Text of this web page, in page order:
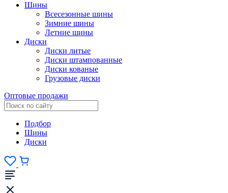
Шины
Всесезонные шины
Зимние шины
Летние шины
Диски
Диски литые
Диски штампованные
Диски кованые
Грузовые диски
Оптовые продажи
Подбор
Шины
Диски